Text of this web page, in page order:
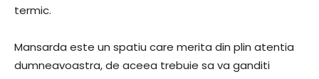
termic.
Mansarda este un spatiu care merita din plin atentia
dumneavoastra, de aceea trebuie sa va ganditi